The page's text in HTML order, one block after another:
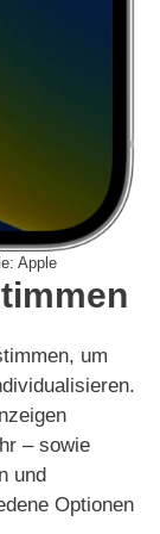
Apple
um
– sowie
und
Optionen